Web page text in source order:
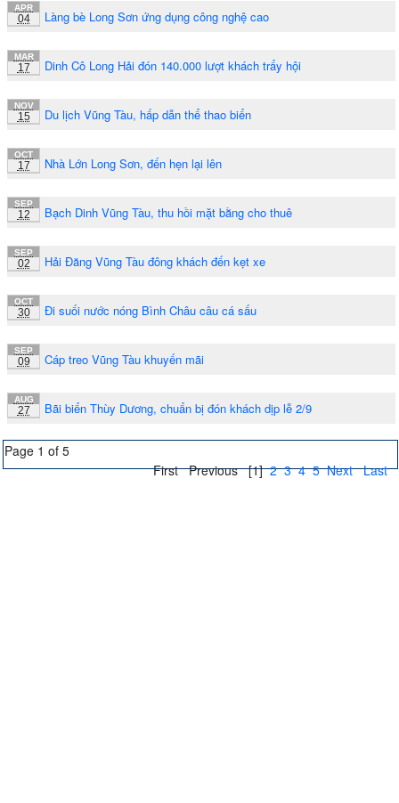
APR
04 Làng bè Long Sơn ứng dụng công nghệ cao
MAR
17 Dinh Cô Long Hải đón 140.000 lượt khách trẩy hội
NOV
15 Du lịch Vũng Tàu, hấp dẫn thể thao biển
OCT
17 Nhà Lớn Long Sơn, đến hẹn lại lên
SEP
12 Bạch Dinh Vũng Tàu, thu hồi mặt bằng cho thuê
SEP
02 Hải Đăng Vũng Tàu đông khách đến kẹt xe
OCT
30 Đi suối nước nóng Bình Châu câu cá sấu
SEP
09 Cáp treo Vũng Tàu khuyến mãi
AUG
27 Bãi biển Thùy Dương, chuẩn bị đón khách dịp lễ 2/9
Page 1 of 5
First Previous [1] 2 3 4 5 Next Last